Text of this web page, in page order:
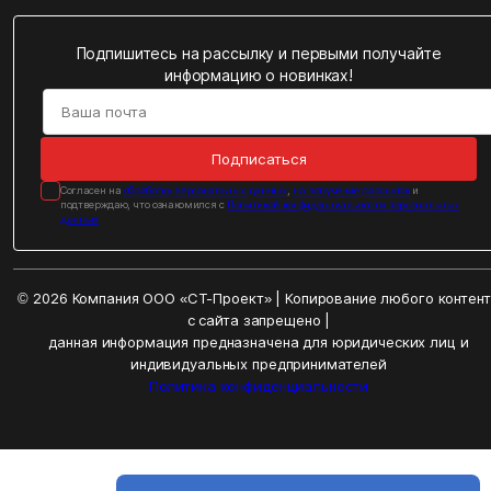
Подпишитесь на рассылку и первыми получайте
информацию о новинках!
Подписаться
Cогласен на обработку персональных данных, на получение рассылоки
подтверждаю, что ознакомился с Политикой конфиденциальности персональных
данных
© 2026 Компания ООО «СТ-Проект» | Копирование любого
с сайта запрещено |
данная информация предназначена для юридических лиц и
индивидуальных предпринимателей
Политика конфиденциальности